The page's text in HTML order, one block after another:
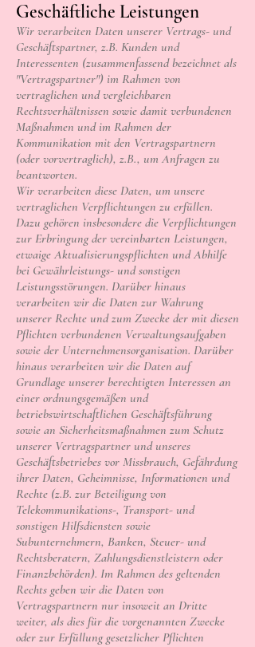
Geschäftliche Leistungen
Wir verarbeiten Daten unserer Vertrags- und
Geschäftspartner, z.B. Kunden und
Interessenten (zusammenfassend bezeichnet als
"Vertragspartner") im Rahmen von
vertraglichen und vergleichbaren
Rechtsverhältnissen sowie damit verbundenen
Maßnahmen und im Rahmen der
Kommunikation mit den Vertragspartnern
(oder vorvertraglich), z.B., um Anfragen zu
beantworten.
Wir verarbeiten diese Daten, um unsere
vertraglichen Verpflichtungen zu erfüllen.
Dazu gehören insbesondere die Verpflichtungen
zur Erbringung der vereinbarten Leistungen,
etwaige Aktualisierungspflichten und Abhilfe
bei Gewährleistungs- und sonstigen
Leistungsstörungen. Darüber hinaus
verarbeiten wir die Daten zur Wahrung
unserer Rechte und zum Zwecke der mit diesen
Pflichten verbundenen Verwaltungsaufgaben
sowie der Unternehmensorganisation. Darüber
hinaus verarbeiten wir die Daten auf
Grundlage unserer berechtigten Interessen an
einer ordnungsgemäßen und
betriebswirtschaftlichen Geschäftsführung
sowie an Sicherheitsmaßnahmen zum Schutz
unserer Vertragspartner und unseres
Geschäftsbetriebes vor Missbrauch, Gefährdung
ihrer Daten, Geheimnisse, Informationen und
Rechte (z.B. zur Beteiligung von
Telekommunikations-, Transport- und
sonstigen Hilfsdiensten sowie
Subunternehmern, Banken, Steuer- und
Rechtsberatern, Zahlungsdienstleistern oder
Finanzbehörden). Im Rahmen des geltenden
Rechts geben wir die Daten von
Vertragspartnern nur insoweit an Dritte
weiter, als dies für die vorgenannten Zwecke
oder zur Erfüllung gesetzlicher Pflichten